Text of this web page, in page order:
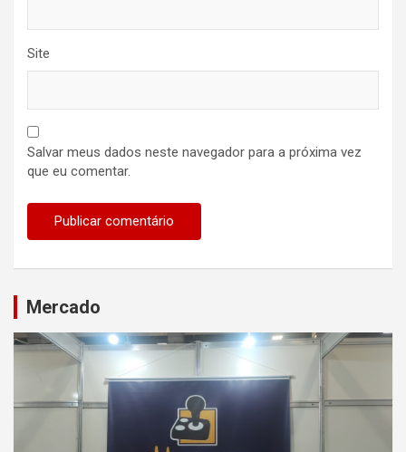
Site
Salvar meus dados neste navegador para a próxima vez
que eu comentar.
Mercado